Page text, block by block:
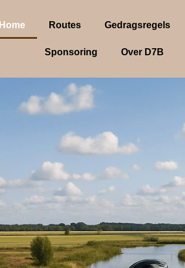
Home Routes Gedragsregels
Sponsoring Over D7B